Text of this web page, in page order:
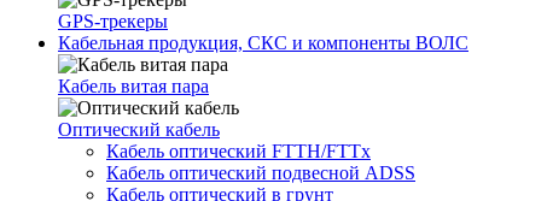
GPS-трекеры
Кабельная продукция, СКС и компоненты ВОЛС
Кабель витая пара
Оптический кабель
Кабель оптический FTTH/FTTx
Кабель оптический подвесной ADSS
Кабель оптический в грунт